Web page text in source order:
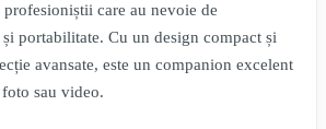
care au nevoie de
portabilitate. Cu un design compact și
avansate, este un companion excelent
sau video.